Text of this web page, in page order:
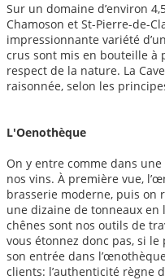
Sur un domaine d’environ
Chamoson et St-Pierre-de-
impressionnante variété
crus sont mis en bouteille à
respect de la nature. La
raisonnée, selon les
L'Oenothèque
On y entre comme dans
nos vins. À première vue,
brasserie moderne, puis on
une dizaine de tonneaux en
chênes sont nos outils de
vous étonnez donc pas, si
son entrée dans
clients: l’authenticité règne